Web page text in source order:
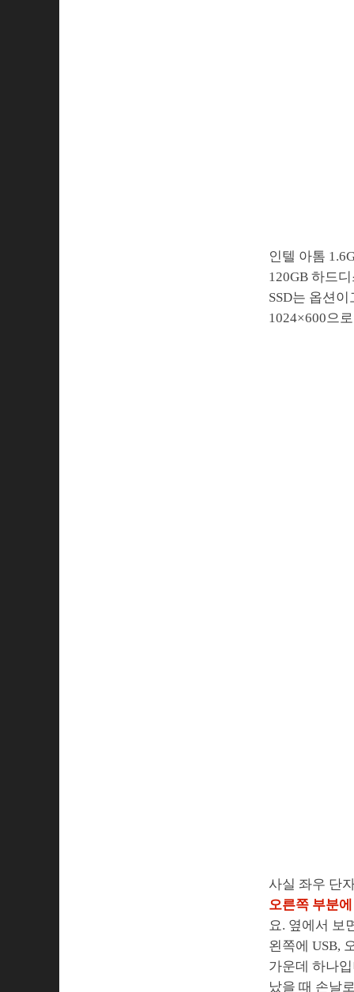
인텔 아톰
120GB 하드
SSD는 옵션
1024×600으
사실 좌우 단
오른쪽 부분
요. 옆에서 보
왼쪽에 USB,
가운데 하나
났을 때 손날